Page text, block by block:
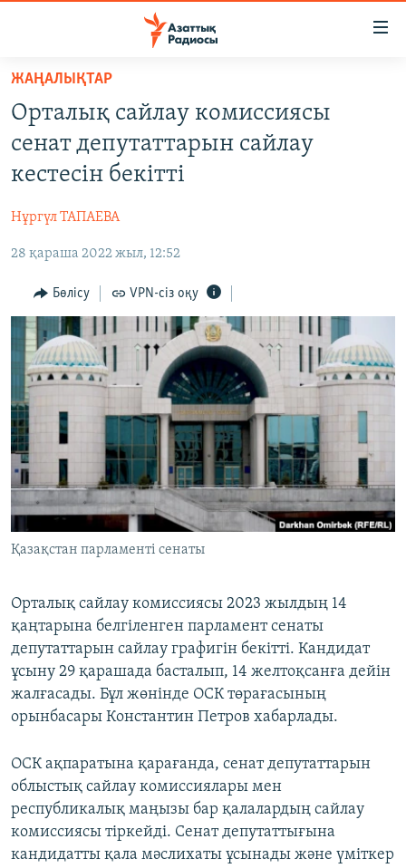
Skip
main
content
to
main
Navigation
Skip
Search
САЯСАТ
AZATTYQTV
АДАМ ҚҰҚЫҚТАРЫ
ӘЛЕУМЕТ
ӘЛЕМ
АРНАЙЫ ЖОБАЛАР
Русский
ЖАЗЫЛЫҢЫЗ
Басқа тілдерде
ЖАҢАЛЫҚТАР
Орталық сайлау комиссиясы
сенат депутаттарын сайлау
кестесін бекітті
Нұргүл ТАПАЕВА
28 қараша 2022 жыл, 12:52
Бөлісу VPN-сіз оқу
Қазақстан парламенті сенаты
Орталық сайлау комиссиясы 2023 жылдың 14
қаңтарына белгіленген парламент сенаты
депутаттарын сайлау графигін бекітті. Кандидат
ұсыну 29 қарашада басталып, 14 желтоқсанға дейін
жалғасады. Бұл жөнінде ОСК төрағасының
орынбасары Константин Петров хабарлады.
ОСК ақпаратына қарағанда, сенат депутаттарын
облыстық сайлау комиссиялары мен
республикалық маңызы бар қалалардың сайлау
комиссиясы тіркейді. Сенат депутаттығына
кандидатты қала мәслихаты ұсынады және үміткер